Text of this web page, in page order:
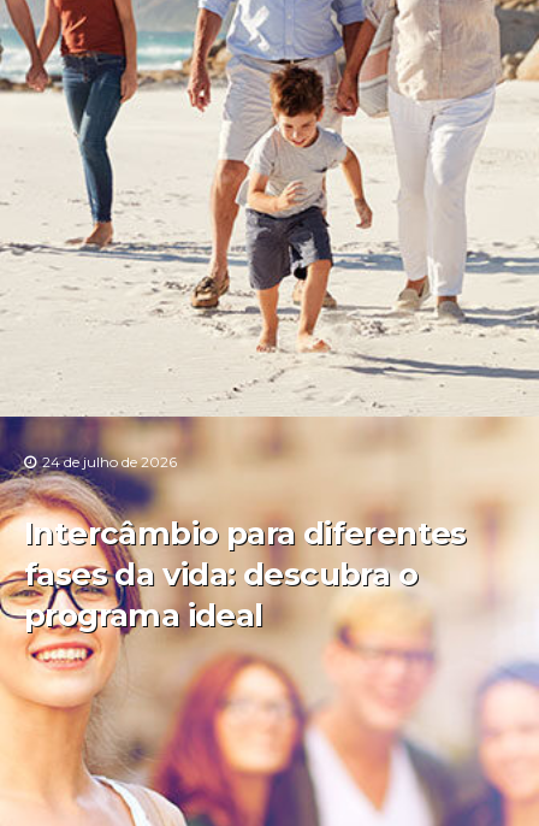
24 de julho de 2026
Intercâmbio para diferentes
fases da vida: descubra o
programa ideal